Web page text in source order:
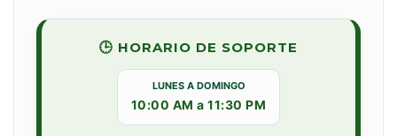
🕒 HORARIO DE SOPORTE
LUNES A DOMINGO
10:00 AM a 11:30 PM